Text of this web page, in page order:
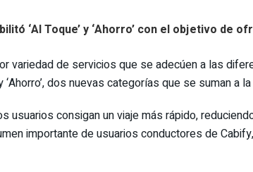
‘Al Toque’ y ‘Ahorro’ con el objetivo de
variedad de servicios que se adecúen a las
‘Ahorro’, dos nuevas categorías que se suman
usuarios consigan un viaje más rápido,
importante de usuarios conductores de